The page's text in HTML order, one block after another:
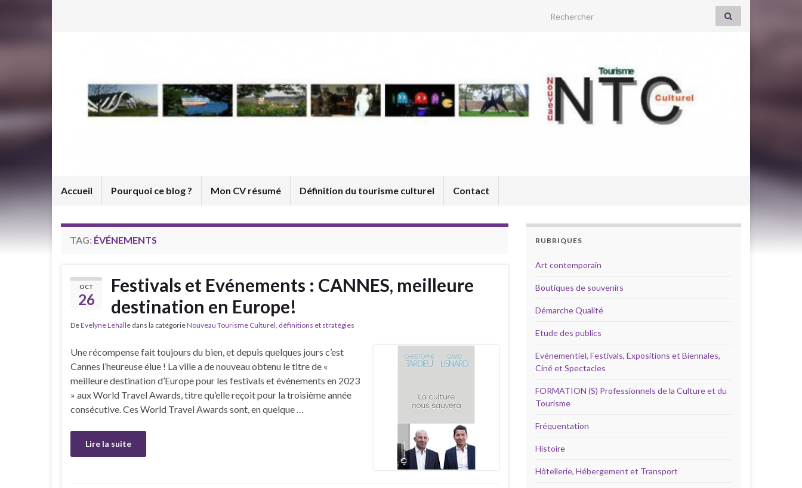
Search for:
Accueil Pourquoi ce blog ? Mon CV résumé Définition du tourisme culturel Contact
TAG: ÉVÉNEMENTS
OCT
26
Festivals et Evénements : CANNES, meilleure
destination en Europe!
DeEvelyne Lehalle dans la catégorieNouveau Tourisme Culturel, définitions et stratégies
Une récompense fait toujours du bien, et depuis quelques jours c’est
Cannes l’heureuse élue ! La ville a de nouveau obtenu le titre de «
meilleure destination d’Europe pour les festivals et événements en 2023
» aux World Travel Awards, titre qu’elle reçoit pour la troisième année
consécutive. Ces World Travel Awards sont, en quelque …
Lire la suite
RUBRIQUES
Art contemporain
Boutiques de souvenirs
Démarche Qualité
Etude des publics
Evénementiel, Festivals, Expositions et Biennales,
Ciné et Spectacles
FORMATION (S) Professionnels de la Culture et du
Tourisme
Fréquentation
Histoire
Hôtellerie, Hébergement et Transport